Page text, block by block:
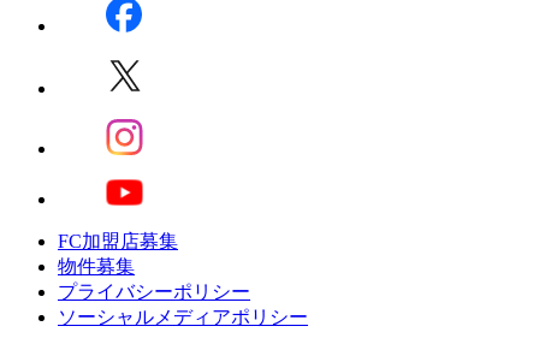
FC加盟店募集
物件募集
プライバシーポリシー
ソーシャルメディアポリシー